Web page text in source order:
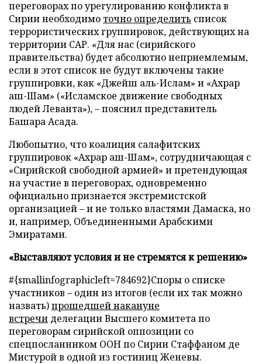
переговорах по урегулированию конфликта в
Сирии необходимо точно определить список
террористических группировок, действующих на
территории САР. «Для нас (сирийского
правительства) будет абсолютно неприемлемым,
если в этот список не будут включены такие
группировки, как «Джейш аль-Ислам» и «Ахрар
аш-Шам» («Исламское движение свободных
людей Леванта»), – пояснил представитель
Башара Асада.
Любопытно, что коалиция салафитских
группировок «Ахрар аш-Шам», сотрудничающая с
«Сирийской свободной армией» и претендующая
на участие в переговорах, одновременно
официально признается экстремистской
организацией – и не только властями Дамаска, но
и, например, Объединенными Арабскими
Эмиратами.
«Выставляют условия и не стремятся к решению»
#{smallinfographicleft=784692}Споры о списке
участников – один из итогов (если их так можно
назвать)прошедшей накануне
встречи делегации Высшего комитета по
переговорам сирийской оппозиции со
спецпосланником ООН по Сирии Стаффаном де
Мистурой в одной из гостиниц Женевы.